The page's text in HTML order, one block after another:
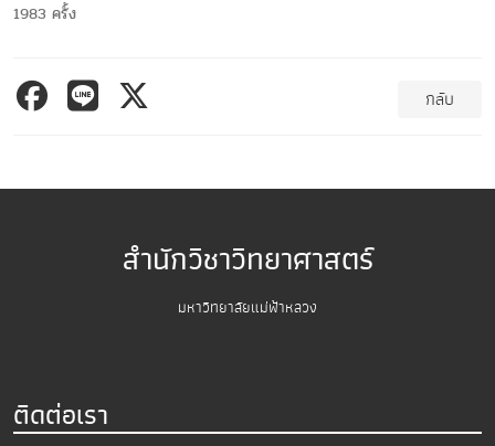
1983 ครั้ง
กลับ
สำนักวิชาวิทยาศาสตร์
มหาวิทยาลัยแม่ฟ้าหลวง
ติดต่อเรา